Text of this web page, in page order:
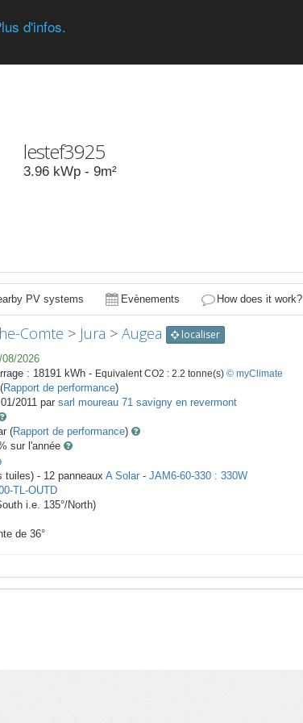
d'infos.
lestef3925
3.96 kWp - 9m²
PV systems Evènements How does it work?
Comte > Jura >Augea localiser
08/2026
: 18191 kWh - Equivalent CO2 : 2.2 tonne(s) © myClimate
Rapport de performance)
01/2011 par sarl moureau 71 savigny en revermont
(Rapport de performance)
sur l'année
tuiles) - 12 panneaux A Solar - JAM6-60-330 : 330W
TL-OUTD
i.e. 135°/North)
de 36°